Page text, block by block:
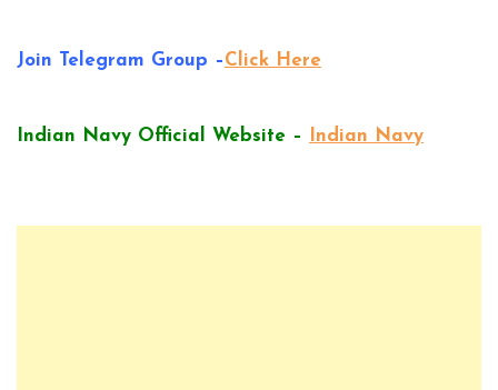
Join Telegram Group –Click Here
Indian Navy Official Website – Indian Navy